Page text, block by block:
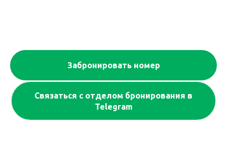
Забронировать номер
Связаться с отделом бронирования в
Telegram